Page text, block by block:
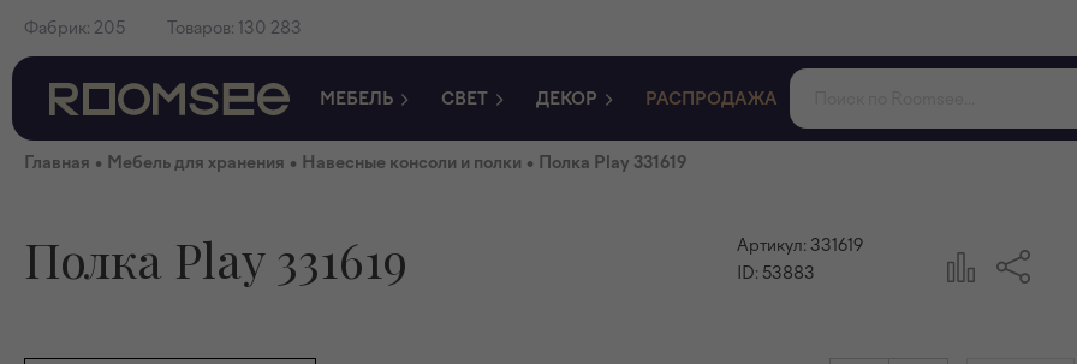
Фабрик: 205 Товаров: 130 283
МЕБЕЛЬ СВЕТ ДЕКОР РАСПРОДАЖА
Главная • Мебель для хранения • Навесные консоли и полки • Полка Play 331619
Полка Play 331619 Артикул: 331619
ID: 53883